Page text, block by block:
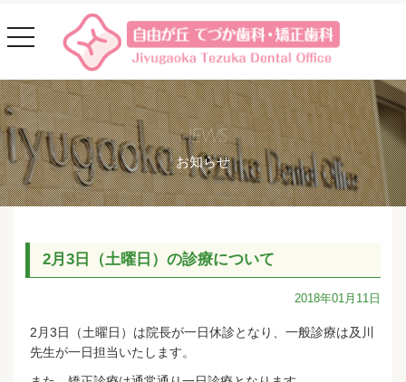
toggle
navigation
NEWS
お知らせ
2月3日（土曜日）の診療について
2018年01月11日
2月3日（土曜日）は院長が一日休診となり、一般診療は及川
先生が一日担当いたします。